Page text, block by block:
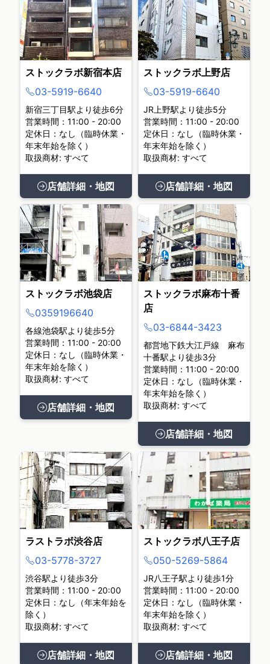
ストックラボ新宿本店
03-5919-6640
新宿三丁目駅より徒歩6分
営業時間：11:00 - 20:00
定休日：なし（臨時休業・
年末年始を除く）
取扱商材: すべて
店舗詳細・地図
ストックラボ上野店
03-5919-6640
JR上野駅より徒歩5分
営業時間：11:00 - 20:00
定休日：なし（臨時休業・
年末年始を除く）
取扱商材: すべて
店舗詳細・地図
ストックラボ池袋店
0359196640
各線池袋駅より徒歩5分
営業時間：11:00 - 20:00
定休日：なし（臨時休業・
年末年始を除く）
取扱商材: すべて
店舗詳細・地図
ストックラボ麻布十番
店
03-6844-3423
都営地下鉄大江戸線 麻布
十番駅より徒歩3分
営業時間：11:00 - 20:00
定休日：なし（臨時休業・
年末年始を除く）
取扱商材: すべて
店舗詳細・地図
ラストラボ渋谷店
03-5778-3727
渋谷駅より徒歩3分
営業時間：11:00 - 20:00
定休日：なし（年末年始を
除く）
取扱商材: すべて
店舗詳細・地図
ストックラボ八王子店
050-5269-5864
JR八王子駅より徒歩1分
営業時間：11:00 - 20:00
定休日：なし（臨時休業・
年末年始を除く）
取扱商材: すべて
店舗詳細・地図